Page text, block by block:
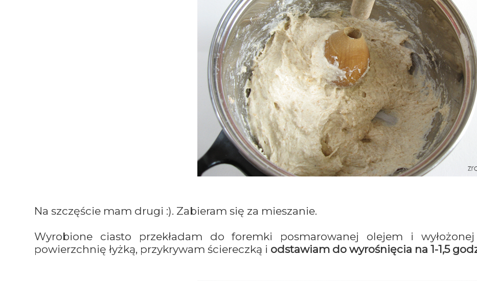
Na szczęście mam drugi :). Zabieram się za mieszanie.
Wyrobione ciasto przekładam do foremki posmarowanej olejem i
powierzchnię łyżką, przykrywam ściereczką i odstawiam do wyrośnięcia na 1-1,5